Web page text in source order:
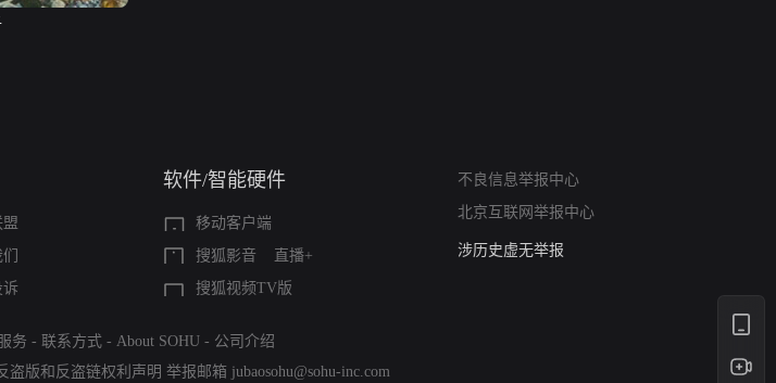
盟
诉
软件/智能硬件
移动客户端
搜狐影音
直播+
搜狐视频TV版
不良信息举报中心
北京互联网举报中心
亚运会举报专区
涉历史虚无举报
务 - 联系方式 - About SOHU - 公司介绍
盗版和反盗链权利声明 举报邮箱 jubaosohu@sohu-inc.com